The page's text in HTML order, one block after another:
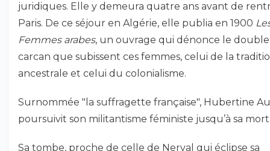
juridiques. Elle y demeura quatre ans avant de
Paris. De ce séjour en Algérie, elle publia en 1900
Femmes arabes, un ouvrage qui dénonce le double
carcan que subissent ces femmes, celui de la
ancestrale et celui du colonialisme.
Surnommée "la suffragette française", Hubertine
poursuivit son militantisme féministe jusqu’à sa
Sa tombe, proche de celle de Nerval qui éclipse sa